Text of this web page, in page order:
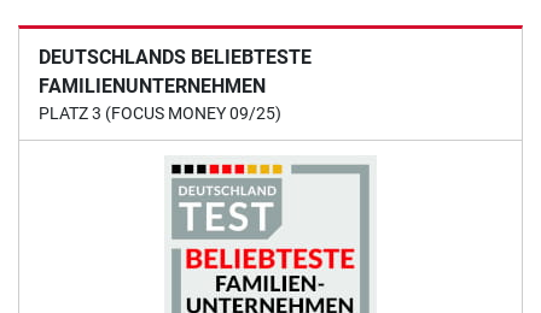
DEUTSCHLANDS BELIEBTESTE
FAMILIENUNTERNEHMEN
PLATZ 3 (FOCUS MONEY 09/25)